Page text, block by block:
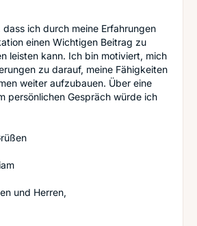
ich durch meine Erfahrungen
einen Wichtigen Beitrag zu
leisten kann. Ich bin motiviert, mich
zu darauf, meine Fähigkeiten
weiter aufzubauen. Über eine
persönlichen Gespräch würde ich
und Herren,